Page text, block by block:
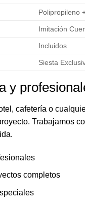
Polipropileno
Imitación
Incluidos
Siesta
y
cafetería o
Trabajamos
completos